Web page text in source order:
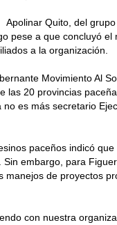
Apolinar Quito, del
pese a que concluyó el
a la organización.
Movimiento Al
las 20 provincias
es más secretario
paceños indicó
embargo, para
de proyectos
con nuestra